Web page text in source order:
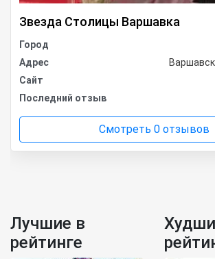
Звезда Столицы Варшавка
Город
Адрес
Сайт
Последний отзыв
Смотреть 0 отзывов
Лучшие в
рейтинге